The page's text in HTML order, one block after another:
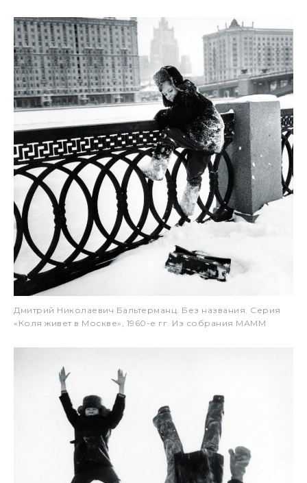
Дмитрий Николаевич Бальтерманц. Без названия. Серия
«Коля живет в Москве», 1960-е гг. Из собрания МАММ